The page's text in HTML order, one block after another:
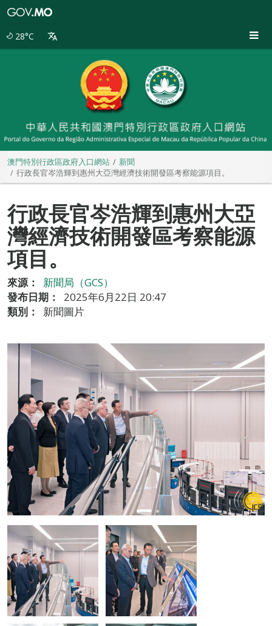
28°C
澳門特別行政區政府入口網站
新聞
行政長官岑浩輝到惠州大亞灣經濟技術開發區考察能源項目。
行政長官岑浩輝到惠州大亞
灣經濟技術開發區考察能源
項目。
來源：
新聞局（GCS）
發布日期：
2025年6月22日 20:47
類別：
新聞圖片